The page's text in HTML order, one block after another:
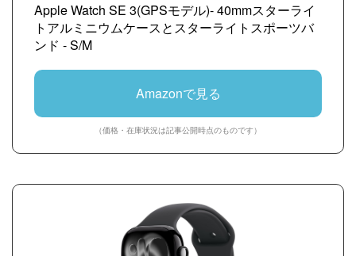
Apple Watch SE 3(GPSモデル)- 40mmスターライ
トアルミニウムケースとスターライトスポーツバ
ンド - S/M
Amazonで見る
（価格・在庫状況は記事公開時点のものです）